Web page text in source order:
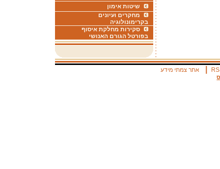
שיטות אימון
מחקרים ועיונים
בקרימונולוגיה
סקירות מחלקת איסוף
בפורטל הגורם האנושי
אתר צמתי מידע